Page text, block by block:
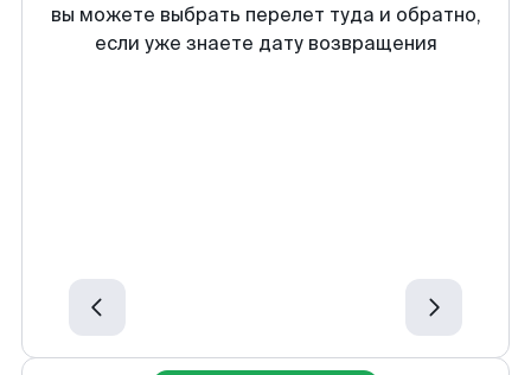
вы можете выбрать перелет туда и обратно,
если уже знаете дату возвращения